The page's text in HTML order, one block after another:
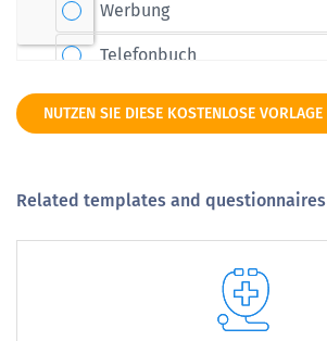
NUTZEN SIE DIESE KOSTENLOSE VORLAGE
Related templates and questionnaires